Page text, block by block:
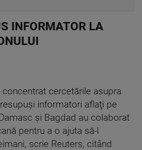
INFORMATOR LA
cercetările asupra
informatori aflaţi pe
şi Bagdad au colaborat
pentru a o ajuta să-l
scrie Reuters, citând